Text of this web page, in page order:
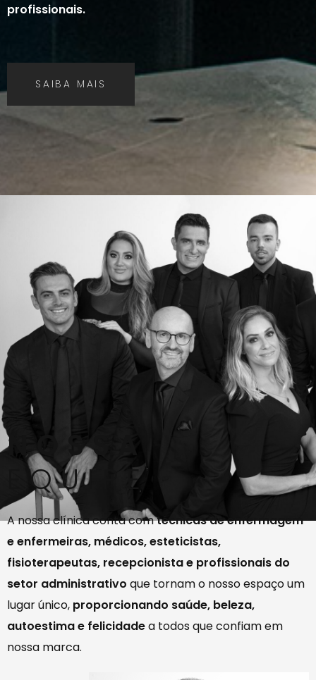
profissionais.
SAIBA MAIS
NOSSA
EQUIPE
A nossa clínica conta comtécnicas de enfermagem
e enfermeiras, médicos, esteticistas,
fisioterapeutas, recepcionista e profissionais do
setor administrativo que tornam o nosso espaço um
lugar único, proporcionando saúde, beleza,
autoestima e felicidadea todos que confiam em
nossa marca.
DR. RAFAEL DE
CASTILHOS VIDOR
CRM 45.562